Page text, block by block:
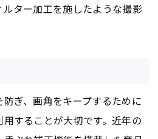
ター加工を施したような撮影
ぎ、画角をキープするために
することが大切です。近年の